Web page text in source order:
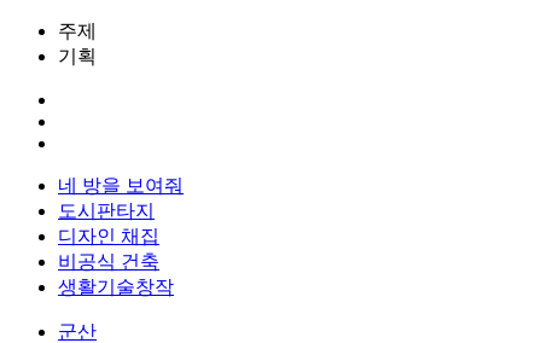
주제
기획
네 방을 보여줘
도시판타지
디자인 채집
비공식 건축
생활기술창작
군산